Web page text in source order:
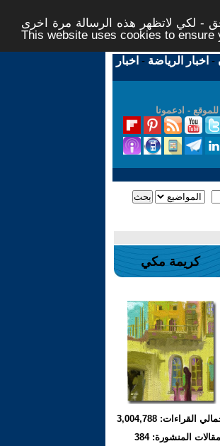
- لكي لاتظهر هذه الرسالة مرة اخرى -
This website uses cookies to
- اخبار الرياضة - اخبار
للموقع - ادعمونا
كريمة مكي
القراءات: 3,004,788
المنشورة: 384